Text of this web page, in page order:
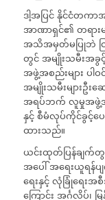
ဒါ့အပြင် နိုင်ငံတက
အာဏာရှင်၏ တရား
အသိအမှတ်မပြုဘဲ ငြ
တွင် အမျိုးသမီးအခွ
အဖွဲ့အစည်းများ ပါ
အမျိုးသမီးများဦး
အရပ်ဘက် လူမှုအဖွဲ့အ
နှင့် စီမံလုပ်ကိုင်ခွင့်ပ
ထားသည်။
ယင်းထုတ်ပြန်ချက်
အပေါ် အရေးယူရန်ပ
ရေးနှင့် လုံခြုံရေးအ
ကြောင်း အင်္ဂလိပ်၊